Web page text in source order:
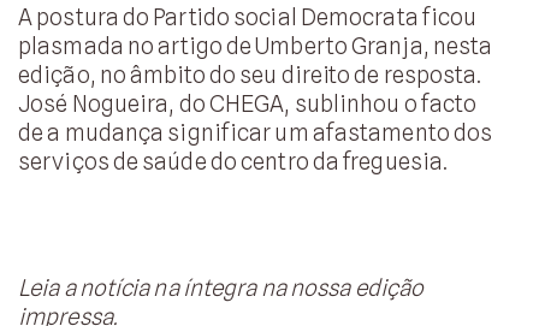
A postura do Partido social Democrata ficou
plasmada no artigo de Umberto Granja, nesta
edição, no âmbito do seu direito de resposta.
José Nogueira, do CHEGA, sublinhou o facto
de a mudança significar um afastamento dos
serviços de saúde do centro da freguesia.
Leia a notícia na íntegra na nossa edição
impressa.